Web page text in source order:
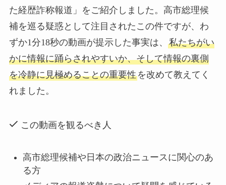
た経歴詐称報道」をご紹介しました。高市総理候
補を巡る疑惑として注目されたこの件ですが、わ
ずか1分18秒の動画が提示した事実は、 私たちがい
かに情報に踊らされやすいか、そして情報の裏側
を冷静に見極めることの重要性を改めて教えてく
れました。
この動画を観るべき人
高市総理候補や日本の政治ニュースに関心のあ
る方